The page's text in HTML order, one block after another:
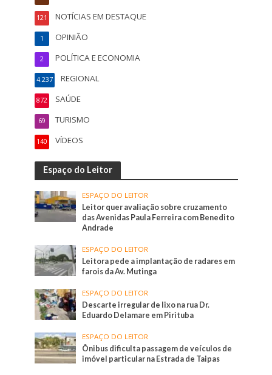
NOTÍCIAS EM DESTAQUE
121
OPINIÃO
1
POLÍTICA E ECONOMIA
2
REGIONAL
4.237
SAÚDE
872
TURISMO
69
VÍDEOS
140
Espaço do Leitor
ESPAÇO DO LEITOR
Leitor quer avaliação sobre cruzamento
das Avenidas Paula Ferreira com Benedito
Andrade
ESPAÇO DO LEITOR
Leitora pede a implantação de radares em
farois da Av. Mutinga
ESPAÇO DO LEITOR
Descarte irregular de lixo na rua Dr.
Eduardo Delamare em Pirituba
ESPAÇO DO LEITOR
Ônibus dificulta passagem de veículos de
imóvel particular na Estrada de Taipas